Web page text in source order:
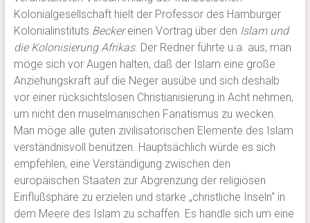
Kolonialgesellschaft hielt der Professor des Hamburger
Kolonialinstituts Beckereinen Vortrag über den Islam und
die Kolonisierung Afrikas. Der Redner führte u.a. aus, man
möge sich vor Augen halten, daß der Islam eine große
Anziehungskraft auf die Neger ausübe und sich deshalb
vor einer rücksichtslosen Christianisierung in Acht nehmen,
um nicht den muselmanischen Fanatismus zu wecken.
Man möge alle guten zivilisatorischen Elemente des Islam
verständnisvoll benützen. Hauptsächlich würde es sich
empfehlen, eine Verständigung zwischen den
europäischen Staaten zur Abgrenzung der religiösen
Einflußsphäre zu erzielen und starke „christliche Inseln“ in
dem Meere des Islam zu schaffen. Es handle sich um eine